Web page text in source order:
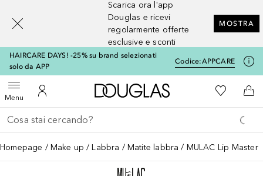
Scarica ora l'app
Douglas e ricevi
regolarmente offerte
esclusive e sconti
MOSTRA
HAIRCARE DAYS! -25% su brand selezionati
solo da APP
Codice:APPCARE
MenuApri menuAl Mio Account
A Douglas HomeAlla Mia
Al
Torna indietro
Esegui ricerca
Homepage Make up Labbra Matite labbra MULAC Lip Master
[navigation.slideout.screenreader]